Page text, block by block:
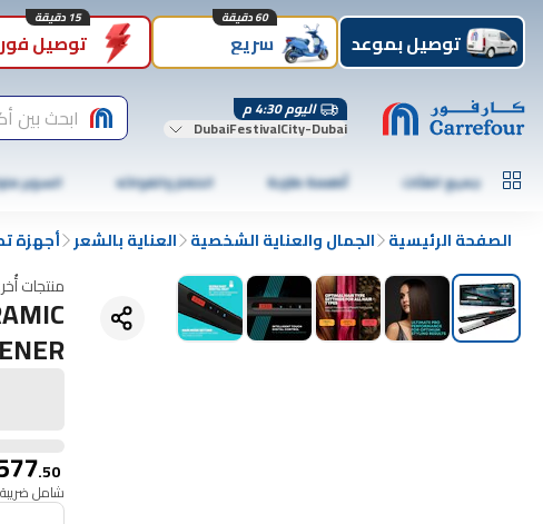
توصيل بموعد سريع
60 دقيقة
توصيل
15 دقيقة
اليوم 4:30 م
DubaiFestivalCity-Dubai ابحث بين
جميع الفئات أطعمة طازجة الخضار والفواكه السوبر
الصفحة الرئيسية الجمال والعناية الشخصية العناية بالشعر أجهزة
منتجات
.50
شامل